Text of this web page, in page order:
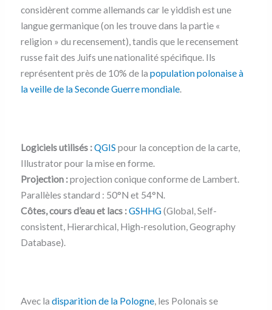
considèrent comme allemands car le yiddish est une
langue germanique (on les trouve dans la partie «
religion » du recensement), tandis que le recensement
russe fait des Juifs une nationalité spécifique. Ils
représentent près de 10% de la population polonaise à
la veille de la Seconde Guerre mondiale.
Logiciels utilisés :QGIS pour la conception de la carte,
Illustrator pour la mise en forme.
Projection :projection conique conforme de Lambert.
Parallèles standard : 50°N et 54°N.
Côtes, cours d’eau et lacs :GSHHG(Global, Self-
consistent, Hierarchical, High-resolution, Geography
Database).
Avec la disparition de la Pologne, les Polonais se